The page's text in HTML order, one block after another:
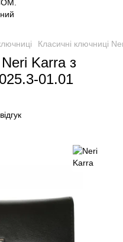
Класичні ключниці
Karra з
01.01